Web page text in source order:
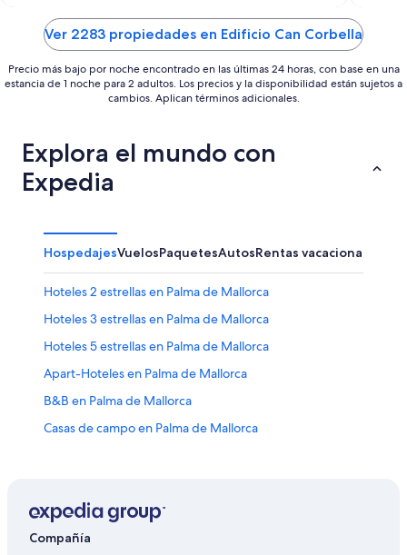
5
Ver 2283 propiedades en Edificio Can Corbella
Precio más bajo por noche encontrado en las últimas 24 horas, con base en una
estancia de 1 noche para 2 adultos. Los precios y la disponibilidad están sujetos a
cambios. Aplican términos adicionales.
Explora el mundo con
Expedia
HospedajesVuelosPaquetesAutosRentas vacacionales
Hoteles 2 estrellas en Palma de Mallorca
Hoteles 3 estrellas en Palma de Mallorca
Hoteles 5 estrellas en Palma de Mallorca
Apart-Hoteles en Palma de Mallorca
B&B en Palma de Mallorca
Casas de campo en Palma de Mallorca
Condominios en Palma de Mallorca
Apartamentos en Palma de Mallorca
Compañía